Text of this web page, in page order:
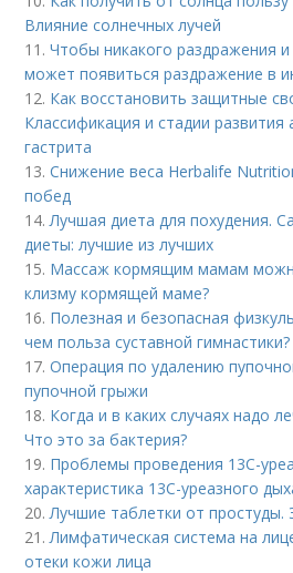
Влияние солнечных лучей
11.Чтобы никакого раздражения и
может появиться раздражение в
12. Как восстановить защитные
Классификация и стадии развития
гастрита
13.Снижение веса Herbalife
побед
14. Лучшая диета для похудения.
диеты: лучшие из лучших
15. Массаж кормящим мамам
клизму кормящей маме?
16. Полезная и безопасная
чем польза суставной гимнастики?
17.Операция по удалению
пупочной грыжи
18. Когда и в каких случаях надо
Что это за бактерия?
19. Проблемы проведения 13С-
характеристика 13С-уреазного
20. Лучшие таблетки от простуды.
21. Лимфатическая система на
отеки кожи лица